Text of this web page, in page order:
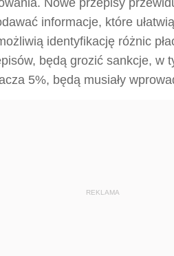
Nowe przepisy
informacje, które
identyfikację różnic
będą grozić sankcje, w
5%, będą musiały
REKLAMA